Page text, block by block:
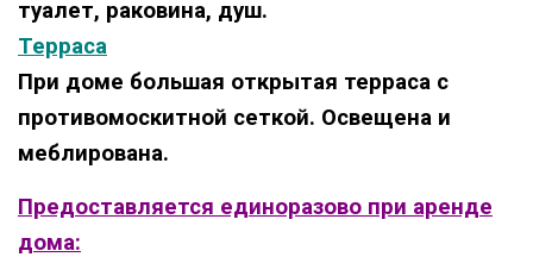
туалет, раковина, душ.
Терраса
При доме большая открытая терраса с
противомоскитной сеткой. Освещена и
меблирована.
Предоставляется единоразово при аренде
дома: